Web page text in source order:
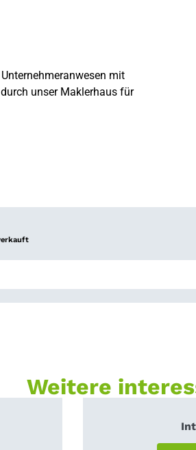
mit
unser Maklerhaus für
Weitere